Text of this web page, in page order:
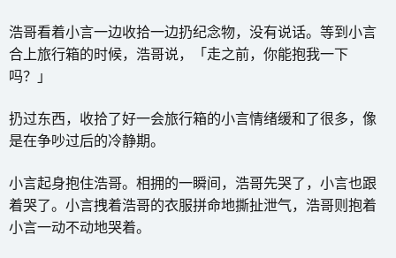
浩哥看着小言一边收拾一边扔纪念物，没有说话。等到小言
合上旅行箱的时候，浩哥说，「走之前，你能抱我一下
吗？」
扔过东西，收拾了好一会旅行箱的小言情绪缓和了很多，像
是在争吵过后的冷静期。
小言起身抱住浩哥。相拥的一瞬间，浩哥先哭了，小言也跟
着哭了。小言拽着浩哥的衣服拼命地撕扯泄气，浩哥则抱着
小言一动不动地哭着。